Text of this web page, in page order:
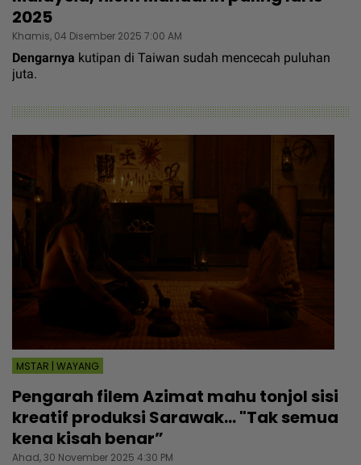
2025
Khamis, 04 Disember 2025 7:00 AM
Dengarnya kutipan di Taiwan sudah mencecah puluhan
juta.
MSTAR | WAYANG
Pengarah filem Azimat mahu tonjol sisi
kreatif produksi Sarawak... "Tak semua
kena kisah benar”
Ahad, 30 November 2025 4:30 PM